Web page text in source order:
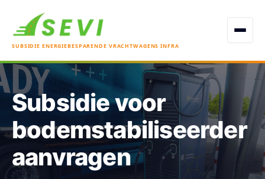
SUBSIDIE ENERGIEBESPARENDE VRACHTWAGENS INFRA
Open
Subsidie voor
bodemstabiliseerder
aanvragen